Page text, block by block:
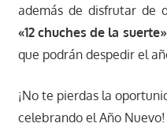
además de disfrutar de
«12 chuches de la
que podrán despedir el
¡No te pierdas la
celebrando el Año Nuevo!